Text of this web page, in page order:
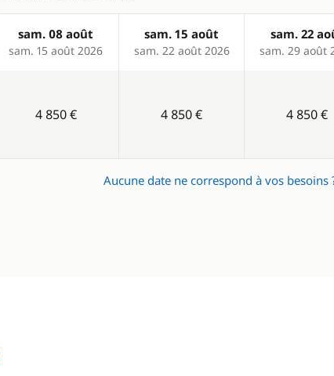
Stabilisateurs
Products
sam. 08 août
sam. 15 août 2026
sam. 15 août
sam. 22 août 2026
sam. 22
sam. 29 août
4 850 € 4 850 € 4 850 €
Aucune date ne correspond à vos besoins